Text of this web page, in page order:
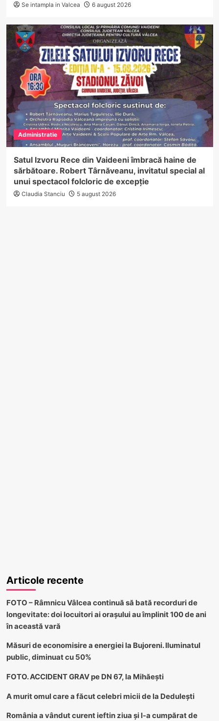
Se intampla in Valcea 6 august 2026
Administratie
Satul Izvoru Rece din Vaideeni îmbracă haine de
sărbătoare. Robert Târnăveanu, invitatul special al
unui spectacol folcloric de excepție
Claudia Stanciu 5 august 2026
Articole recente
FOTO – Râmnicu Vâlcea continuă să bată recorduri de
longevitate: doi locuitori ai orașului au împlinit 100 de ani
în această vară
Măsuri de economisire a energiei la Bujoreni. Iluminatul
public, diminuat cu 50%
FOTO. ACCIDENT GRAV pe DN 67, la Mihăești
A murit omul care a făcut celebri micii de la Dedulești
România a vândut curent ieftin ziua și l-a cumpărat de